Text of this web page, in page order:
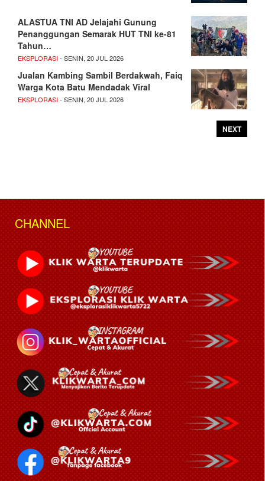
ALASTUA TNI AD Jelajahi Gunung
Penanggungan Semarak HUT TNI ke-81
Tahun…
EKSPLORASI- SENIN, 20 JUL 2026
Jualan Kambing Sambil Berdakwah, Faiq
Warga Kota Batu Mendadak Viral
EKSPLORASI- SENIN, 20 JUL 2026
NEXT
CHANNEL